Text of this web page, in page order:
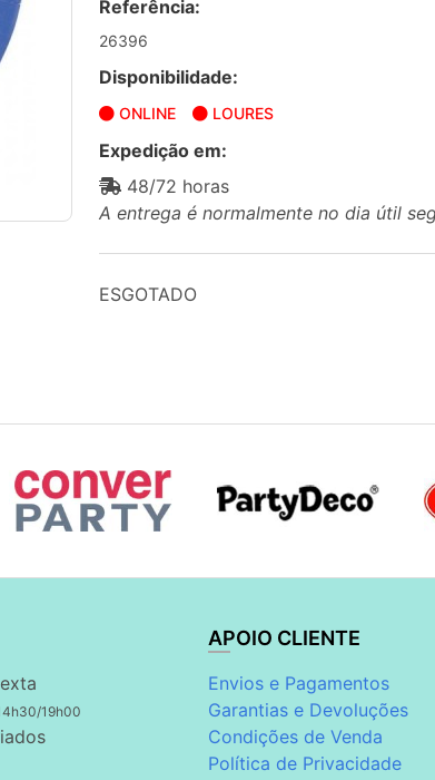
Referência:
26396
Disponibilidade:
ONLINE LOURES
Expedição em:
48/72 horas
A entrega é normalmente no dia útil
ESGOTADO
19h00
APOIO CLIENTE
Envios e Pagamentos
Garantias e Devoluções
Condições de Venda
Política de Privacidade